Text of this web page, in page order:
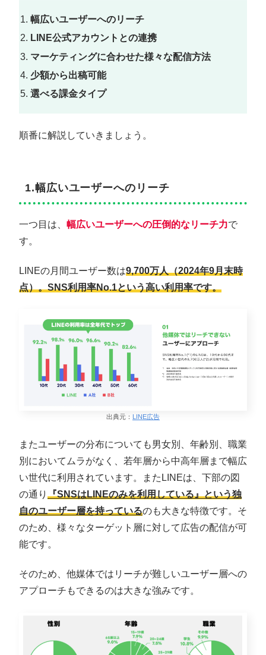
幅広いユーザーへのリーチ
LINE公式アカウントとの連携
マーケティングに合わせた様々な配信方法
少額から出稿可能
選べる課金タイプ
順番に解説していきましょう。
1.幅広いユーザーへのリーチ
一つ目は、 幅広いユーザーへの圧倒的なリーチ力で
す。
LINEの月間ユーザー数は9,700万人（2024年9月末時
点）。SNS利用率No.1という高い利用率です。
出典元： LINE広告
またユーザーの分布についても男女別、年齢別、職業
別においてムラがなく、若年層から中高年層まで幅広
い世代に利用されています。またLINEは、下部の図
の通り 『SNSはLINEのみを利用している』という独
自のユーザー層を持っているのも大きな特徴です。そ
のため、様々なターゲット層に対して広告の配信が可
能です。
そのため、他媒体ではリーチが難しいユーザー層への
アプローチもできるのは大きな強みです。